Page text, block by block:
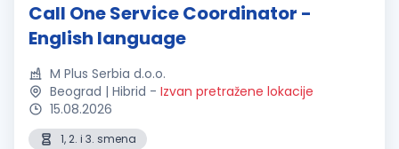
Call One Service Coordinator -
English language
M Plus Serbia d.o.o.
Beograd | Hibrid - Izvan pretražene lokacije
15.08.2026
1, 2. i 3. smena